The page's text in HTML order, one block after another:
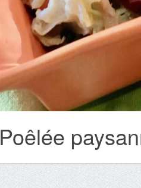
Poêlée